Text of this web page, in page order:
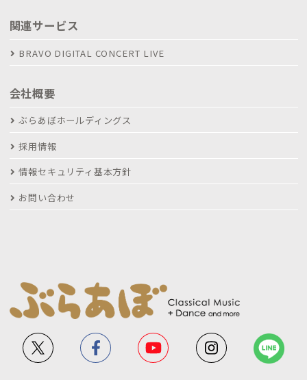
関連サービス
BRAVO DIGITAL CONCERT LIVE
会社概要
ぶらあぼホールディングス
採用情報
情報セキュリティ基本方針
お問い合わせ